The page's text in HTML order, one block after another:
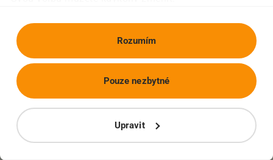
Rozumím
Upravit
Pouze nezbytné